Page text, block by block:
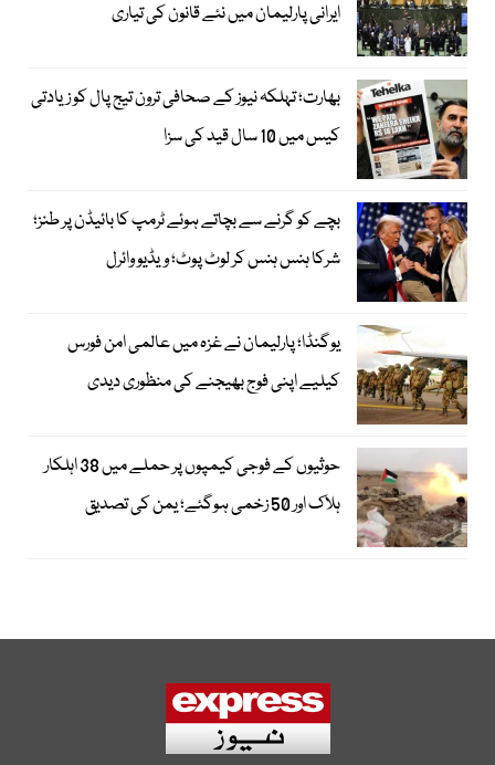
ایرانی پارلیمان میں نئے قانون کی تیاری
بھارت؛ تہلکہ نیوز کے صحافی ترون تیج پال کو زیادتی
کیس میں 10 سال قید کی سزا
بچے کو گرنے سے بچاتے ہوئے ٹرمپ کا بائیڈن پر طنز؛
شرکا ہنس ہنس کر لوٹ پوٹ؛ ویڈیو وائرل
یوگنڈا؛ پارلیمان نے غزہ میں عالمی امن فورس
کیلیے اپنی فوج بھیجنے کی منظوری دیدی
حوثیوں کے فوجی کیمپوں پر حملے میں 38 اہلکار
ہلاک اور 50 زخمی ہوگئے؛ یمن کی تصدیق